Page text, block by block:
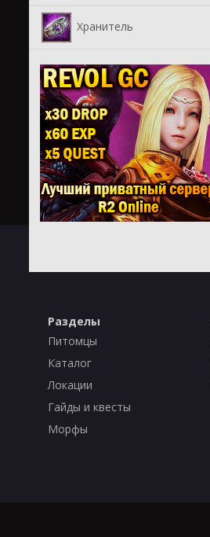
Хранитель
Разделы
Питомцы
Каталог
Локации
Гайды и квесты
Морфы